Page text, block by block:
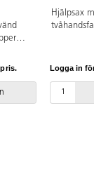
Hjälpsax
Handtag
av ABS.
Logga in